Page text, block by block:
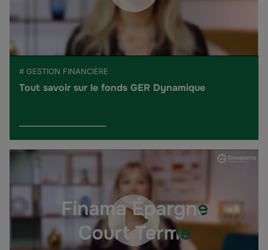
# GESTION FINANCIÈRE
Tout savoir sur le fonds GER Dynamique